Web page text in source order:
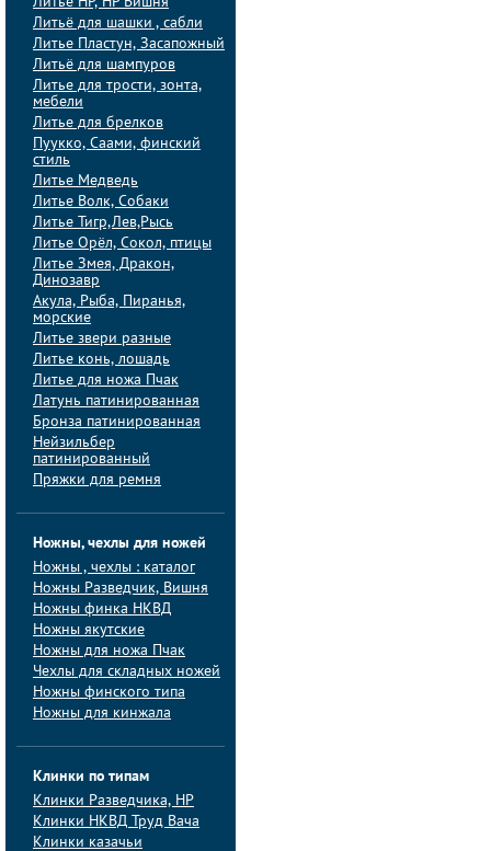
Литьё для шашки , сабли
Литье Пластун, Засапожный
Литьё для шампуров
Литье для трости, зонта,
мебели
Литье для брелков
Пуукко, Саами, финский
стиль
Литье Медведь
Литье Волк, Собаки
Литье Тигр,Лев,Рысь
Литье Орёл, Сокол, птицы
Литье Змея, Дракон,
Динозавр
Акула, Рыба, Пиранья,
морские
Литье звери разные
Литье конь, лошадь
Литье для ножа Пчак
Латунь патинированная
Бронза патинированная
Нейзильбер
патинированный
Пряжки для ремня
Ножны, чехлы для ножей
Ножны , чехлы : каталог
Ножны Разведчик, Вишня
Ножны финка НКВД
Ножны якутские
Ножны для ножа Пчак
Чехлы для складных ножей
Ножны финского типа
Ножны для кинжала
Клинки по типам
Клинки Pазведчика, НP
Клинки НКВД Труд Вача
Клинки казачьи